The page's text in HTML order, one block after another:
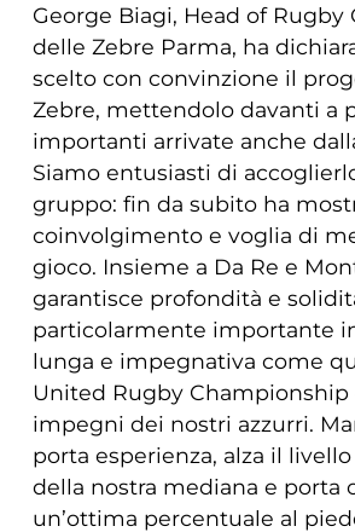
George Biagi, Head of Rugby
delle Zebre Parma, ha
scelto con convinzione il
Zebre, mettendolo davanti a
importanti arrivate anche
Siamo entusiasti di
gruppo: fin da subito ha
coinvolgimento e voglia di
gioco. Insieme a Da Re e
garantisce profondità e
particolarmente importante
lunga e impegnativa come
United Rugby
impegni dei nostri azzurri.
porta esperienza, alza il
della nostra mediana e porta
un’ottima percentuale al